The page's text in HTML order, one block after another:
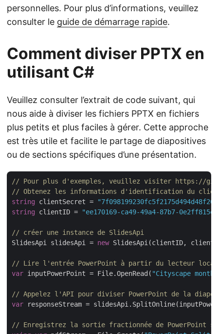
personnelles. Pour plus d’informations, veuillez
consulter le guide de démarrage rapide.
Comment diviser PPTX en
utilisant C#
Veuillez consulter l’extrait de code suivant, qui
nous aide à diviser les fichiers PPTX en fichiers
plus petits et plus faciles à gérer. Cette approche
est très utile et facilite le partage de diapositives
ou de sections spécifiques d’une présentation.
// Pour plus d'exemples, veuillez visiter https://
// Obtenez les informations d'identification du
string clientSecret =
string clientID = "ee170169-ca49-49a4-87b7-
// créer une instance de SlidesApi
SlidesApi slidesApi = new SlidesApi(clientID,
// Lire l'entrée PowerPoint à partir du lecteur local
var inputPowerPoint = File.OpenRead( "Cityscape
// Appelez l'API pour diviser PowerPoint de la
var responseStream =
// Enregistrez la sortie fractionnée de PowerPoint